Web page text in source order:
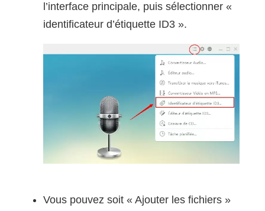
l’interface principale, puis sélectionner «
identificateur d’étiquette ID3 ».
Vous pouvez soit « Ajouter les fichiers »